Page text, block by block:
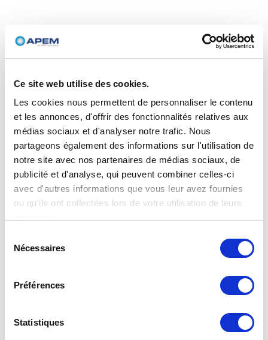
Ce site web utilise des cookies.
Les cookies nous permettent de personnaliser le contenu
et les annonces, d'offrir des fonctionnalités relatives aux
médias sociaux et d'analyser notre trafic. Nous
partageons également des informations sur l'utilisation de
notre site avec nos partenaires de médias sociaux, de
publicité et d'analyse, qui peuvent combiner celles-ci
avec d'autres informations que vous leur avez fournies
ou qu'ils ont collectées lors de votre utilisation de leurs
Nécessaires
Préférences
Statistiques